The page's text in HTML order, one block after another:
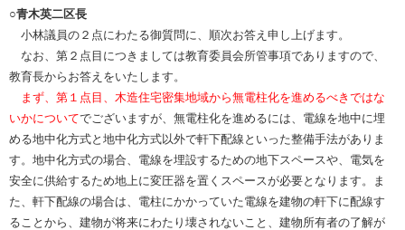
○青木英二区長
小林議員の２点にわたる御質問に、順次お答え申し上げます。
なお、第２点目につきましては教育委員会所管事項でありますので、
教育長からお答えをいたします。
まず、第１点目、木造住宅密集地域から無電柱化を進めるべきではな
いかについてでございますが、無電柱化を進めるには、電線を地中に埋
める地中化方式と地中化方式以外で軒下配線といった整備手法がありま
す。地中化方式の場合、電線を埋設するための地下スペースや、電気を
安全に供給するため地上に変圧器を置くスペースが必要となります。ま
た、軒下配線の場合は、電柱にかかっていた電線を建物の軒下に配線す
ることから、建物が将来にわたり壊されないこと、建物所有者の了解が